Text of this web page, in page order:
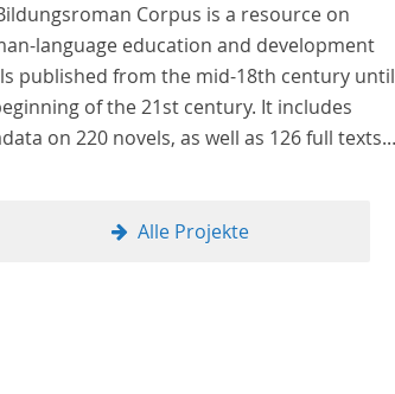
Corpus is a resource on
language education and development
published from the mid-18th century until
of the 21st century. It includes
on 220 novels, as well as 126 full texts.
girl novel") genre a subcategory of
Alle Projekte